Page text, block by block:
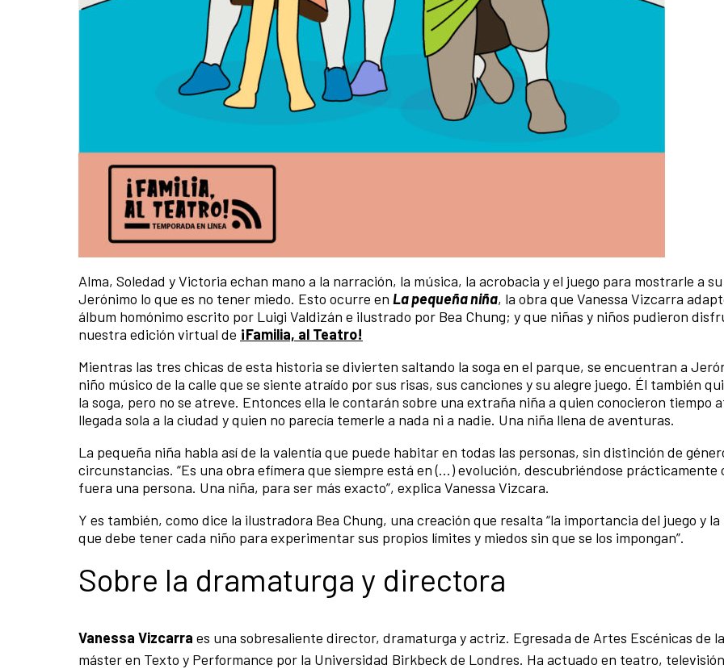
Alma, Soledad y Victoria echan mano a la narración, la música, la acrobacia y el juego para mostrarle a
Jerónimo lo que es no tener miedo. Esto ocurre en La pequeña niña, la obra que Vanessa Vizcarra
álbum homónimo escrito por Luigi Valdizán e ilustrado por Bea Chung; y que niñas y niños pudieron
nuestra edición virtual de ¡Familia, al Teatro!
Mientras las tres chicas de esta historia se divierten saltando la soga en el parque, se encuentran a
niño músico de la calle que se siente atraído por sus risas, sus canciones y su alegre juego. Él también
la soga, pero no se atreve. Entonces ella le contarán sobre una extraña niña a quien conocieron tiempo
llegada sola a la ciudad y quien no parecía temerle a nada ni a nadie. Una niña llena de aventuras.
La pequeña niña habla así de la valentía que puede habitar en todas las personas, sin distinción de
circunstancias. “Es una obra efímera que siempre está en (…) evolución, descubriéndose prácticamente
fuera una persona. Una niña, para ser más exacto”, explica Vanessa Vizcara.
Y es también, como dice la ilustradora Bea Chung, una creación que resalta “la importancia del juego y
que debe tener cada niño para experimentar sus propios límites y miedos sin que se los impongan”.
Sobre la dramaturga y directora
Vanessa Vizcarra es una sobresaliente director, dramaturga y actriz. Egresada de Artes Escénicas de
máster en Texto y Performance por la Universidad Birkbeck de Londres. Ha actuado en teatro,